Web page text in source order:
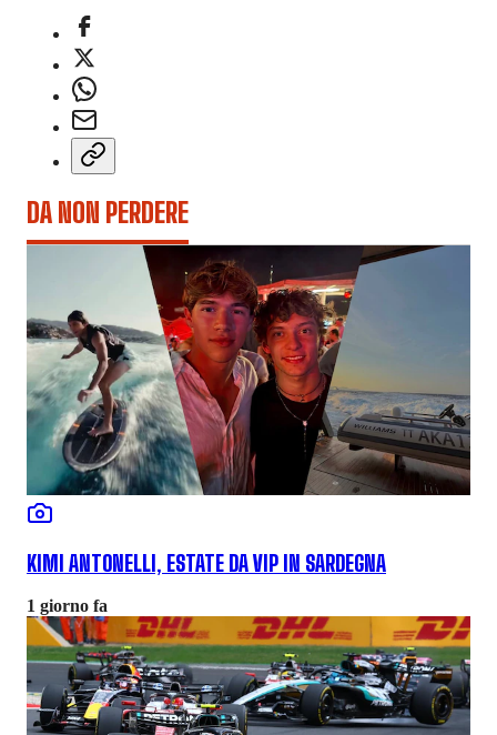
DA NON PERDERE
KIMI ANTONELLI, ESTATE DA VIP IN SARDEGNA
1 giorno fa